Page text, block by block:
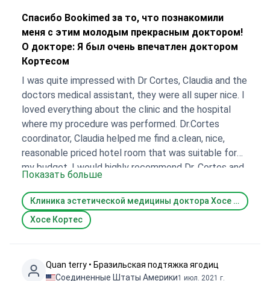
Спасибо Bookimed за то, что познакомили
меня с этим молодым прекрасным доктором!
О докторе: Я был очень впечатлен доктором
Кортесом
I was quite impressed with Dr Cortes, Claudia and the
doctors medical assistant, they were all super nice. I
loved everything about the clinic and the hospital
where my procedure was performed. Dr.Cortes
coordinator, Claudia helped me find a.clean, nice,
reasonable priced hotel room that was suitable for
my budget. I would highly recommend Dr. Cortes and
his team. Thanks Bookimed for hooking me up with
that young, fine Dr.!
Показать больше
Клиника эстетической медицины доктора Хосе Кортеса (Jose Cortes Aesthetic Clinic)
Хосе Кортес
Quan terry • Бразильская подтяжка ягодиц
Соединенные Штаты Америки1 июл. 2021 г.